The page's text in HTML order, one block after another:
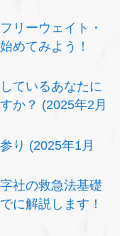
リーウェイト・
めてみよう！
ているあなたに
か？ (2025年2月
り (2025年1月
社の救急法基礎
に解説します！